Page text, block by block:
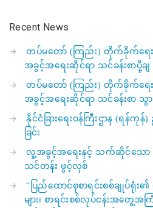
Recent News
တပ်မတော် (ကြည်း) တိုက်ခိုက်ရေး
အခွင့်အရေးဆိုင်ရာ သင်ခန်းစာပို့ချ
တပ်မတော် (ကြည်း) တိုက်ခိုက်ရေး
အခွင့်အရေးဆိုင်ရာ သင်ခန်းစာ သွာ
နိုင်ငံခြားရေးဝန်ကြီးဌာန (ရန်ကု
ခြင်း
လူ့အခွင့်အရေးနှင့် သက်ဆိုင်သော ဥ
သင်တန်း ဖွင့်လှစ်
“ပြည်ထောင်စုစာရင်းစစ်ချုပ်ရုံး
များ၊ စာရင်းစစ်လုပ်ငန်းအတွေ့အက